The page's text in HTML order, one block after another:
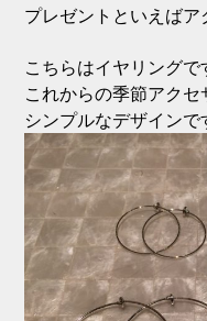
プレゼントといえばア
こちらはイヤリングで
これからの季節アクセ
シンプルなデザインで